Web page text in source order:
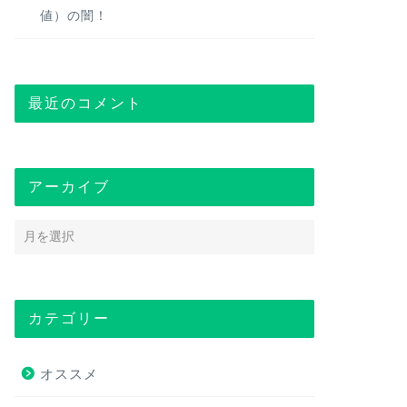
値）の闇！
最近のコメント
アーカイブ
カテゴリー
オススメ